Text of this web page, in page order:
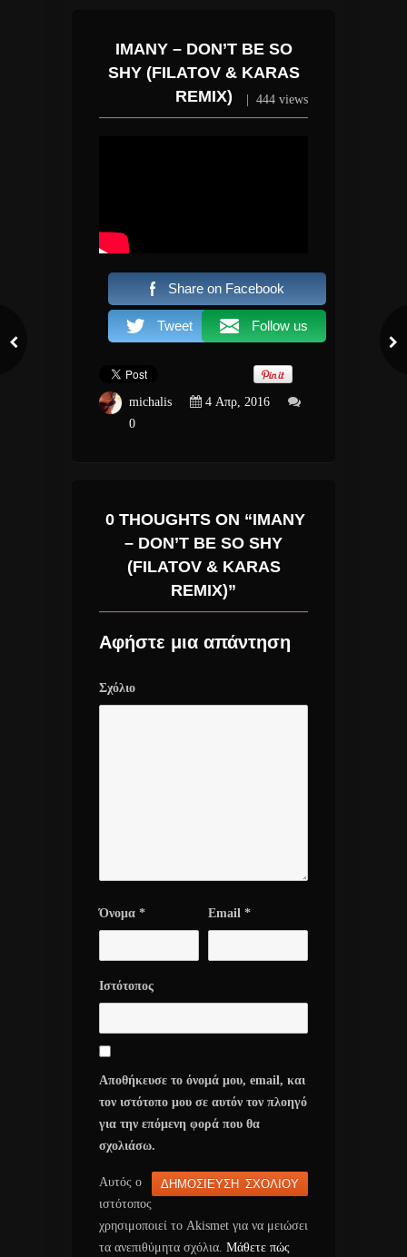
IMANY – DON’T BE SO
SHY (FILATOV & KARAS
REMIX)
444 views
Share on Facebook
Tweet Follow us
michalis
4 Απρ, 2016
0
0 THOUGHTS ON “IMANY
– DON’T BE SO SHY
(FILATOV & KARAS
REMIX)”
Αφήστε μια απάντηση
Σχόλιο
Όνομα * Email *
Ιστότοπος
Αποθήκευσε το όνομά μου, email, και
τον ιστότοπο μου σε αυτόν τον πλοηγό
για την επόμενη φορά που θα
σχολιάσω.
Αυτός ο
ιστότοπος
χρησιμοποιεί το Akismet για να μειώσει
τα ανεπιθύμητα σχόλια. Μάθετε πώς